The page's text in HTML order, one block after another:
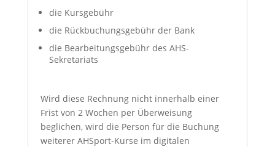
die Kursgebühr
die Rückbuchungsgebühr der Bank
die Bearbeitungsgebühr des AHS-
Sekretariats
Wird diese Rechnung nicht innerhalb einer
Frist von 2 Wochen per Überweisung
beglichen, wird die Person für die Buchung
weiterer AHSport-Kurse im digitalen